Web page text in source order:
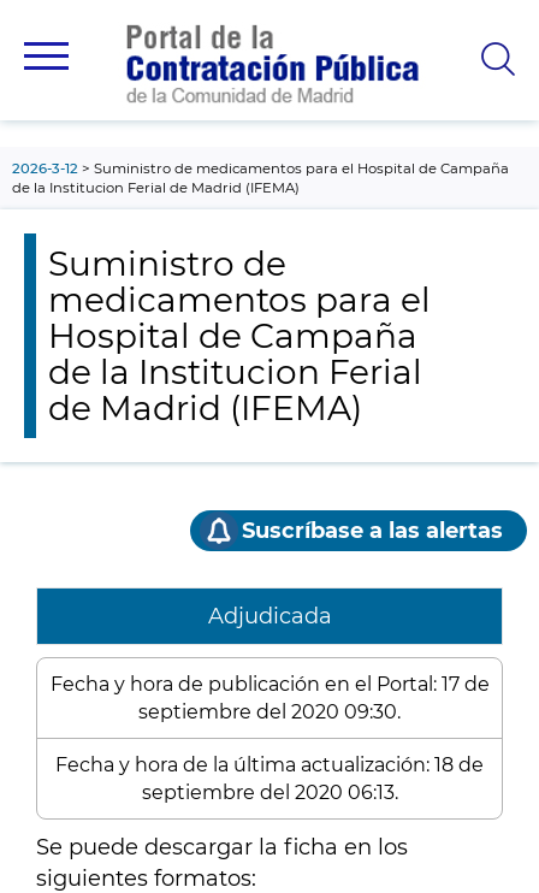
principal
2026-3-12
Suministro de medicamentos para el Hospital de Campaña
de la Institucion Ferial de Madrid (IFEMA)
Suministro de
medicamentos para el
Hospital de Campaña
de la Institucion Ferial
de Madrid (IFEMA)
Suscríbase a las alertas
Adjudicada
Fecha y hora de publicación en el Portal: 17 de
septiembre del 2020 09:30.
Fecha y hora de la última actualización: 18 de
septiembre del 2020 06:13.
Se puede descargar la ficha en los
siguientes formatos: